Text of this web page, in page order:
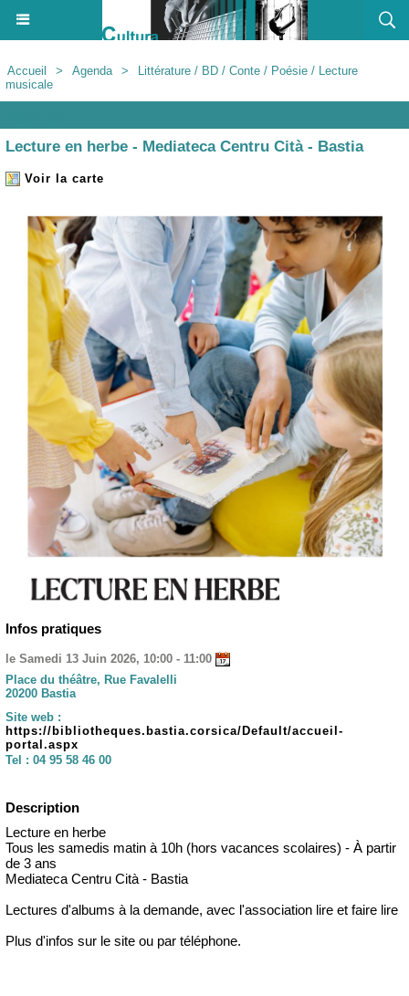
Accueil > Agenda >
Littérature / BD / Conte / Poésie / Lecture
musicale
Lecture en herbe - Mediateca Centru Cità - Bastia
Voir la carte
Infos pratiques
le Samedi 13 Juin 2026, 10:00 - 11:00
Place du théâtre, Rue Favalelli
20200 Bastia
Site web :
https://bibliotheques.bastia.corsica/Default/accueil-
portal.aspx
Tel : 04 95 58 46 00
Description
Lecture en herbe
Tous les samedis matin à 10h (hors vacances scolaires) - À partir
de 3 ans
Mediateca Centru Cità - Bastia
Lectures d'albums à la demande, avec l'association lire et faire lire
Plus d'infos sur le site ou par téléphone.